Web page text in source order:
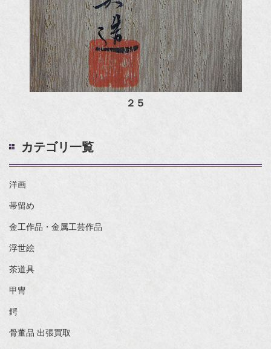
２５
カテゴリ一覧
洋画
帯留め
金工作品・金属工芸作品
浮世絵
茶道具
甲冑
鍔
骨董品 出張買取